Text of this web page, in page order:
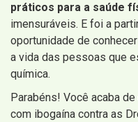
práticos para a saúde
imensuráveis. E foi a
oportunidade de
a vida das pessoas que
química.
Parabéns! Você acaba
com ibogaína contra as